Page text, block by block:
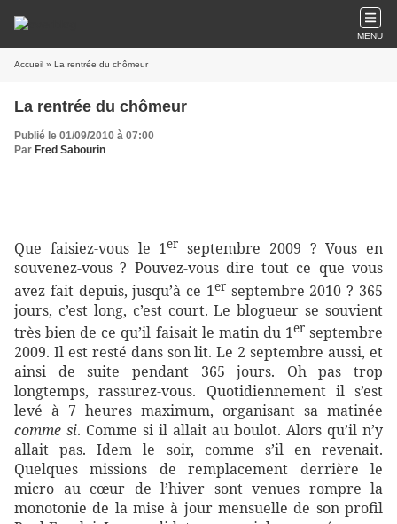
MENU
Accueil » La rentrée du chômeur
La rentrée du chômeur
Publié le 01/09/2010 à 07:00
Par Fred Sabourin
Que faisiez-vous le 1er septembre 2009 ? Vous en
souvenez-vous ? Pouvez-vous dire tout ce que vous
avez fait depuis, jusqu’à ce 1erseptembre 2010 ? 365
jours, c’est long, c’est court. Le blogueur se souvient
très bien de ce qu’il faisait le matin du 1erseptembre
2009. Il est resté dans son lit. Le 2 septembre aussi, et
ainsi de suite pendant 365 jours. Oh pas trop
longtemps, rassurez-vous. Quotidiennement il s’est
levé à 7 heures maximum, organisant sa matinée
comme si. Comme si il allait au boulot. Alors qu’il n’y
allait pas. Idem le soir, comme s’il en revenait.
Quelques missions de remplacement derrière le
micro au cœur de l’hiver sont venues rompre la
monotonie de la mise à jour mensuelle de son profil